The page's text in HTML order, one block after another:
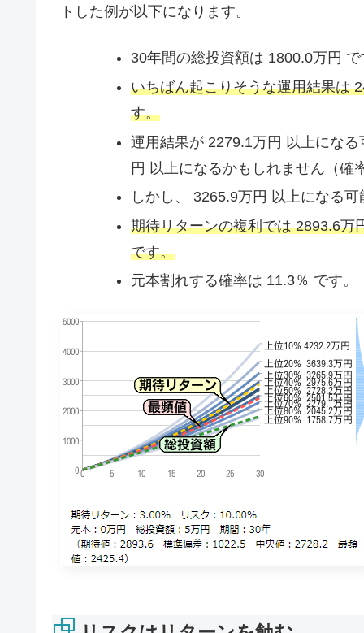
トした例が以下になります。
30年間の総投資額は 1800.0万円
いちばん起こりそうな運用結果は
す。
運用結果が 2279.1万円 以上にな
円 以上になるかもしれません（確
しかし、 3265.9万円 以上になる
期待リターンの複利では 2893.6万
です。
元本割れする確率は 11.3％ です。